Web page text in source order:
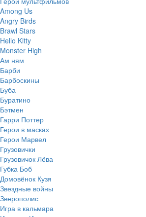
Among Us
Angry Birds
Brawl Stars
Hello Kitty
Monster High
Ам ням
Барби
Барбоскины
Буба
Буратино
Бэтмен
Гарри Поттер
Герои в масках
Герои Марвел
Грузовички
Грузовичок Лёва
Губка Боб
Домовёнок Кузя
Звездные войны
Зверополис
Игра в кальмара